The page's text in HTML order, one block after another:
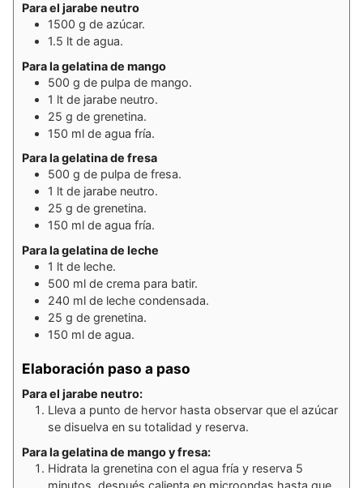
Para el jarabe neutro
1500 g de azúcar.
1.5 lt de agua.
Para la gelatina de mango
500 g de pulpa de mango.
1 lt de jarabe neutro.
25 g de grenetina.
150 ml de agua fría.
Para la gelatina de fresa
500 g de pulpa de fresa.
1 lt de jarabe neutro.
25 g de grenetina.
150 ml de agua fría.
Para la gelatina de leche
1 lt de leche.
500 ml de crema para batir.
240 ml de leche condensada.
25 g de grenetina.
150 ml de agua.
Elaboración paso a paso
Para el jarabe neutro:
Lleva a punto de hervor hasta observar que el azúcar
se disuelva en su totalidad y reserva.
Para la gelatina de mango y fresa:
Hidrata la grenetina con el agua fría y reserva 5
minutos, después​ calienta en microondas hasta que